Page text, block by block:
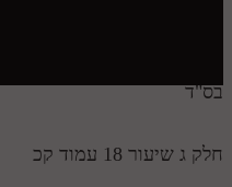
חלק יב
חלק יד
בס"ד
חלק ג שיעור 18 עמוד קכ